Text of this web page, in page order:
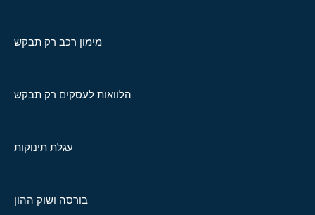
מימון רכב רק תבקש
הלוואות לעסקים רק תבקש
עגלת תינוקות
בורסה ושוק ההון